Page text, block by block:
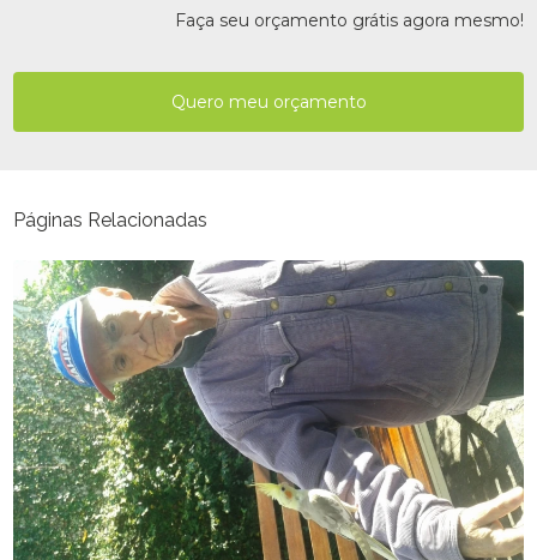
Faça seu orçamento grátis agora mesmo!
Quero meu orçamento
Páginas Relacionadas